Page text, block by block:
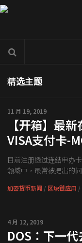
项目官方讯息
COTI
Solve.Care
币种介绍
钱包
精选主题
11 月 19, 2019
【开箱】最
VISA支付卡-
目前注册透过连结申办
领域中，最常被提出的
加密货币新闻 / 区块链应用 /
4 月 12, 2019
DOS：下一